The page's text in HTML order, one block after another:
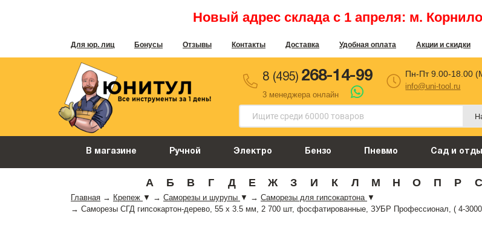
Новый адрес склада с 1 апреля: м.
Для юр. лиц Бонусы Отзывы Контакты Доставка Удобная оплата Акции и скидки
8 (495) 268-14-99
3 менеджера онлайн
Пн-Пт 9.00-18.00
info@uni-tool.ru
В магазине Ручной Электро Бензо Пневмо Сад и
А Б В Г Д Е Ж З И К Л М Н О П Р С
Главная → Крепеж ▼ → Саморезы и шурупы ▼ → Саморезы для гипсокартона ▼
→ Саморезы СГД гипсокартон-дерево, 55 х 3.5 мм, 2 700 шт, фосфатированные, ЗУБР Профессионал, ( 4-